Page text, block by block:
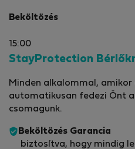
Beköltözés
15:00
StayProtection
Minden alkalommal,
automatikusan fedezi Önt a
csomagunk.
Beköltözés Garancia
biztosítva, hogy mindig